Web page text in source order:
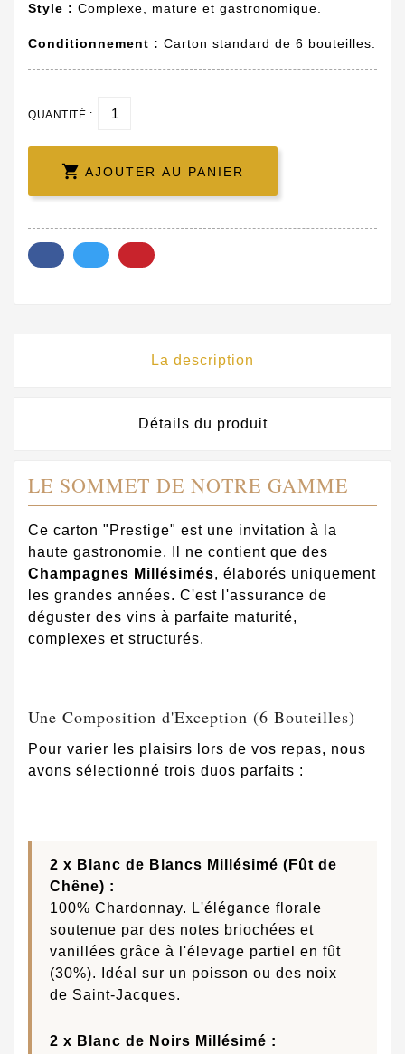
Style : Complexe, mature et gastronomique.
Conditionnement : Carton standard de 6 bouteilles.
QUANTITÉ :
 AJOUTER AU PANIER
La description
Détails du produit
LE SOMMET DE NOTRE GAMME
Ce carton "Prestige" est une invitation à la
haute gastronomie. Il ne contient que des
Champagnes Millésimés, élaborés uniquement
les grandes années. C'est l'assurance de
déguster des vins à parfaite maturité,
complexes et structurés.
Une Composition d'Exception (6 Bouteilles)
Pour varier les plaisirs lors de vos repas, nous
avons sélectionné trois duos parfaits :
2 x Blanc de Blancs Millésimé (Fût de
Chêne) :
100% Chardonnay. L'élégance florale
soutenue par des notes briochées et
vanillées grâce à l'élevage partiel en fût
(30%). Idéal sur un poisson ou des noix
de Saint-Jacques.
2 x Blanc de Noirs Millésimé :